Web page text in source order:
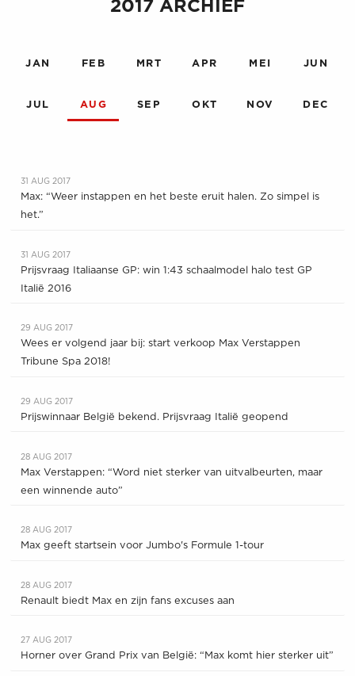
2017 ARCHIEF
JAN FEB MRT APR MEI JUN
JUL AUG SEP OKT NOV DEC
31 AUG 2017
Max: “Weer instappen en het beste eruit halen. Zo simpel is
het.”
31 AUG 2017
Prijsvraag Italiaanse GP: win 1:43 schaalmodel halo test GP
Italië 2016
29 AUG 2017
Wees er volgend jaar bij: start verkoop Max Verstappen
Tribune Spa 2018!
29 AUG 2017
Prijswinnaar België bekend. Prijsvraag Italië geopend
28 AUG 2017
Max Verstappen: “Word niet sterker van uitvalbeurten, maar
een winnende auto”
28 AUG 2017
Max geeft startsein voor Jumbo's Formule 1-tour
28 AUG 2017
Renault biedt Max en zijn fans excuses aan
27 AUG 2017
Horner over Grand Prix van België: “Max komt hier sterker uit”